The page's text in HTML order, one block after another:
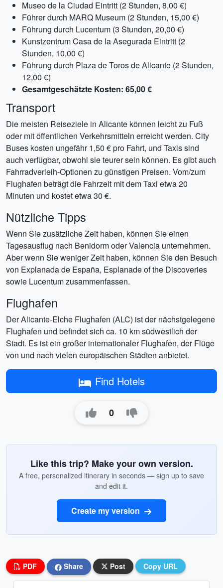
Museo de la Ciudad Eintritt (2 Stunden, 8,00 €)
Führer durch MARQ Museum (2 Stunden, 15,00 €)
Führung durch Lucentum (3 Stunden, 20,00 €)
Kunstzentrum Casa de la Asegurada Eintritt (2
Stunden, 10,00 €)
Führung durch Plaza de Toros de Alicante (2 Stunden,
12,00 €)
Gesamtgeschätzte Kosten: 65,00 €
Transport
Die meisten Reiseziele in Alicante können leicht zu Fuß
oder mit öffentlichen Verkehrsmitteln erreicht werden. City
Buses kosten ungefähr 1,50 € pro Fahrt, und Taxis sind
auch verfügbar, obwohl sie teurer sein können. Es gibt auch
Fahrradverleih-Optionen zu günstigen Preisen. Vom/zum
Flughafen beträgt die Fahrzeit mit dem Taxi etwa 20
Minuten und kostet etwa 30 €.
Nützliche Tipps
Wenn Sie zusätzliche Zeit haben, können Sie einen
Tagesausflug nach Benidorm oder Valencia unternehmen.
Aber wenn Sie weniger Zeit haben, können Sie den Besuch
von Explanada de España, Esplanade of the Discoveries
sowie Lucentum zusammenfassen.
Flughafen
Der Alicante-Elche Flughafen (ALC) ist der nächstgelegene
Flughafen und befindet sich ca. 10 km südwestlich der
Stadt. Es ist ein großer internationaler Flughafen, der Flüge
von und nach vielen europäischen Städten anbietet.
Find Hotels
0
Like this trip? Make your own version.
A free, personalized itinerary in seconds — sign up to save
and edit it.
Create my version
PDF Share Post Copy URL